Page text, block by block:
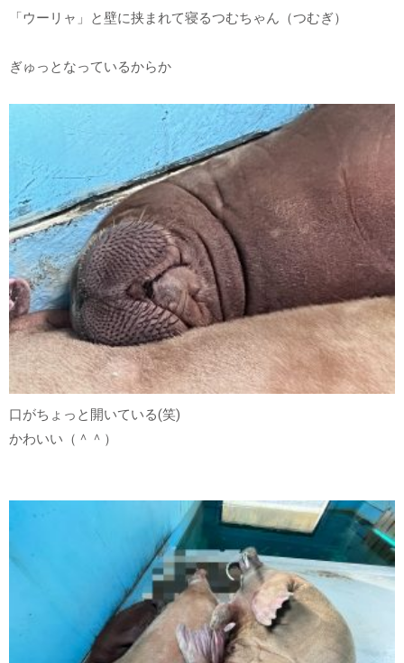
「ウーリャ」と壁に挟まれて寝るつむちゃん（つむぎ）
ぎゅっとなっているからか
口がちょっと開いている(笑)
かわいい（＾＾）